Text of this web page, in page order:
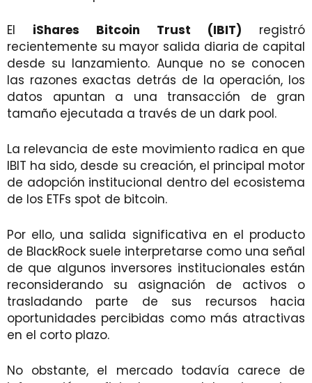
El iShares Bitcoin Trust (IBIT) registró
recientemente su mayor salida diaria de capital
desde su lanzamiento. Aunque no se conocen
las razones exactas detrás de la operación, los
datos apuntan a una transacción de gran
tamaño ejecutada a través de un dark pool.
La relevancia de este movimiento radica en que
IBIT ha sido, desde su creación, el principal motor
de adopción institucional dentro del ecosistema
de los ETFs spot de bitcoin.
Por ello, una salida significativa en el producto
de BlackRock suele interpretarse como una señal
de que algunos inversores institucionales están
reconsiderando su asignación de activos o
trasladando parte de sus recursos hacia
oportunidades percibidas como más atractivas
en el corto plazo.
No obstante, el mercado todavía carece de